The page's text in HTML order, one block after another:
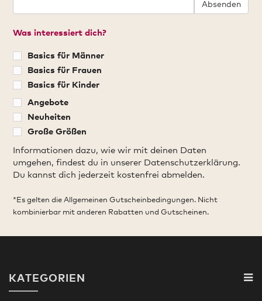
Absenden
Was interessiert dich?
Basics für Männer
Basics für Frauen
Basics für Kinder
Angebote
Neuheiten
Große Größen
Informationen dazu, wie wir mit deinen Daten
umgehen, findest du in unserer Datenschutzerklärung.
Du kannst dich jederzeit kostenfrei abmelden.
*Es gelten die Allgemeinen Gutscheinbedingungen. Nicht
kombinierbar mit anderen Rabatten und Gutscheinen.
KATEGORIEN